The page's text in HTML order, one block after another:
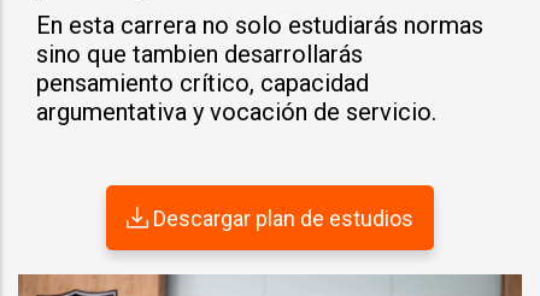
En esta carrera no solo estudiarás normas
sino que tambien desarrollarás
pensamiento crítico, capacidad
argumentativa y vocación de servicio.
Descargar plan de estudios